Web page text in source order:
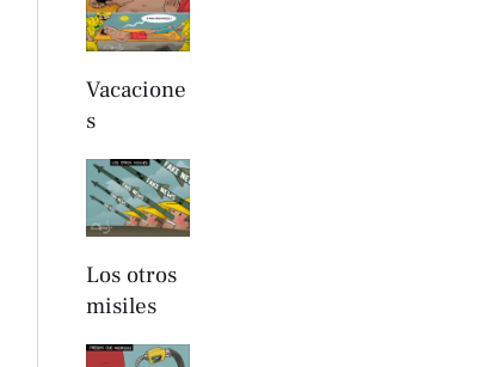
Vacacione
s
Los otros
misiles